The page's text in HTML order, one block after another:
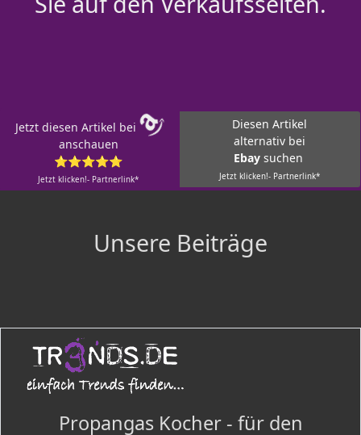
Jetzt diesen Artikel bei
anschauen
⭐⭐⭐⭐⭐
Jetzt klicken!- Partnerlink*
Diesen Artikel
alternativ bei
Ebay suchen
Jetzt klicken!- Partnerlink*
Unsere Beiträge
Propangas Kocher - für den